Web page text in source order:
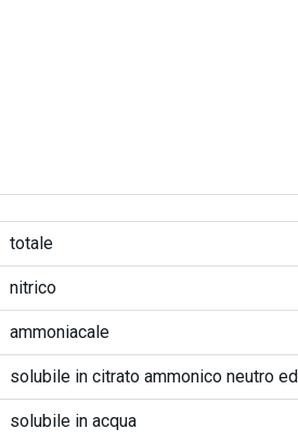
totale
nitrico
ammoniacale
solubile in citrato ammonico neutro
solubile in acqua